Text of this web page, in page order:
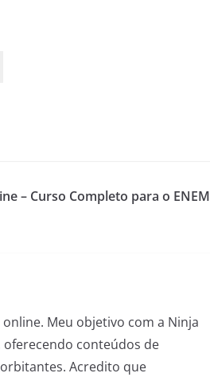
– Curso Completo para o ENEM
Meu objetivo com a Ninja
oferecendo conteúdos de
Acredito que